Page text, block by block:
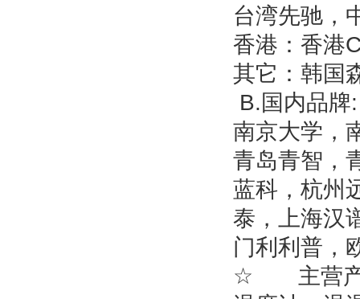
台湾先驰，
香港：香港
其它：韩
B.国内品牌:
南京大学，
青岛青智，
蓝科，杭州
泰，上海汉
门利利普，
☆ 主营产